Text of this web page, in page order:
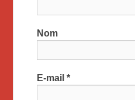
Nom
E-mail*